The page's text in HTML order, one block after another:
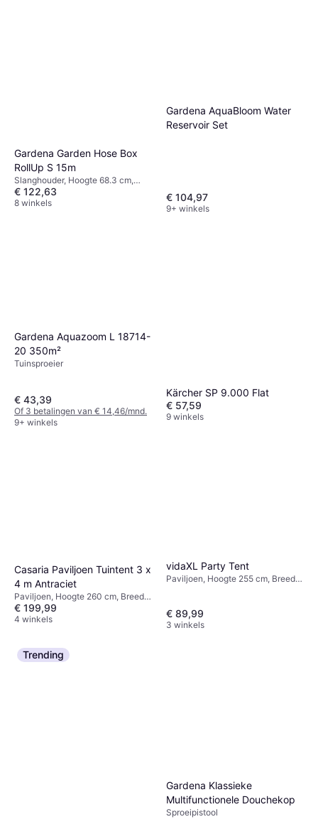
Gardena Garden Hose Box
RollUp S 15m
Slanghouder, Hoogte 68.3 cm,
Lengte 15 m Sproeipatronen: 2,
Slangdiameter: 11 mm
€ 122,63
8 winkels
Gardena AquaBloom Water
Reservoir Set
€ 104,97
9+ winkels
Gardena Aquazoom L 18714-
20 350m²
Tuinsproeier
€ 43,39
Of 3 betalingen van € 14,46/mnd.
9+ winkels
Kärcher SP 9.000 Flat
€ 57,59
9 winkels
Casaria Paviljoen Tuintent 3 x
4 m Antraciet
Paviljoen, Hoogte 260 cm, Breedte
400 cm, Lengte 300 cm
€ 199,99
4 winkels
vidaXL Party Tent
Paviljoen, Hoogte 255 cm, Breedte
€ 89,99
3 winkels
Trending
Gardena Klassieke
Multifunctionele Douchekop
Sproeipistool